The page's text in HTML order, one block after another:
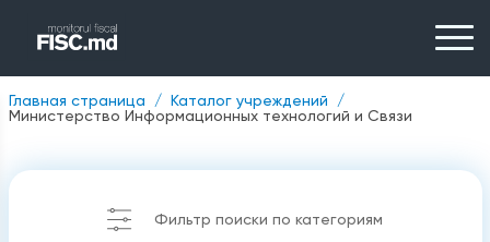
Главная страница
Каталог учреждений
Министерство Информационных технологий и Связи
Фильтр поиски по категориям